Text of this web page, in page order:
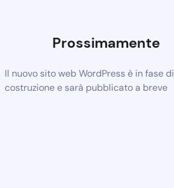
Prossimamente
Il nuovo sito web WordPress è in fase di
costruzione e sarà pubblicato a breve